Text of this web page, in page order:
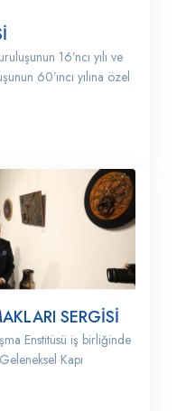
16’ncı yılı ve
60’ıncı yılına özel
SERGİSİ
Enstitüsü iş birliğinde
Kapı